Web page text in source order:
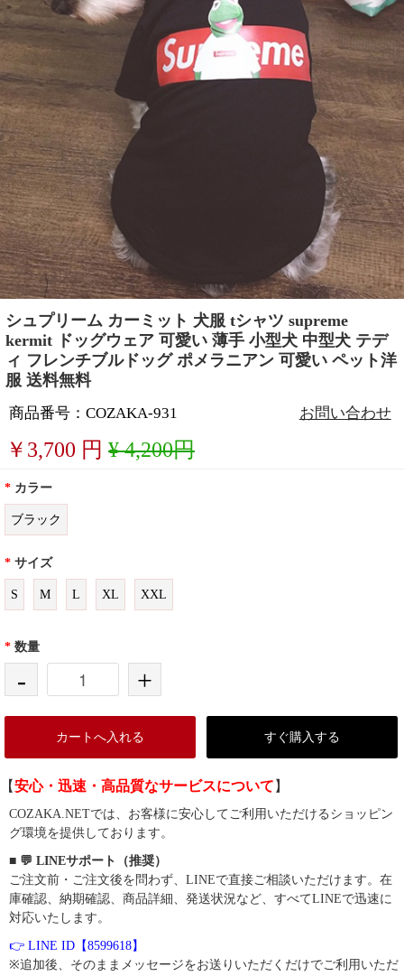
シュプリーム カーミット 犬服 tシャツ supreme
kermit ドッグウェア 可愛い 薄手 小型犬 中型犬 テデ
ィ フレンチブルドッグ ポメラニアン 可愛い ペット洋
服 送料無料
商品番号：COZAKA-931 お問い合わせ
￥ 3,700 円 ¥ 4,200円
* カラー
ブラック
* サイズ
S M L XL XXL
* 数量
- +
カートへ入れる すぐ購入する
【安心・迅速・高品質なサービスについて 】
COZAKA.NETでは、お客様に安心してご利用いただけるショッピン
グ環境を提供しております。
■ 💬 LINEサポート（推奨）
ご注文前・ご注文後を問わず、LINEで直接ご相談いただけます。在
庫確認、納期確認、商品詳細、発送状況など、すべてLINEで迅速に
対応いたします。
👉 LINE ID【8599618】
※追加後、そのままメッセージをお送りいただくだけでご利用いただ